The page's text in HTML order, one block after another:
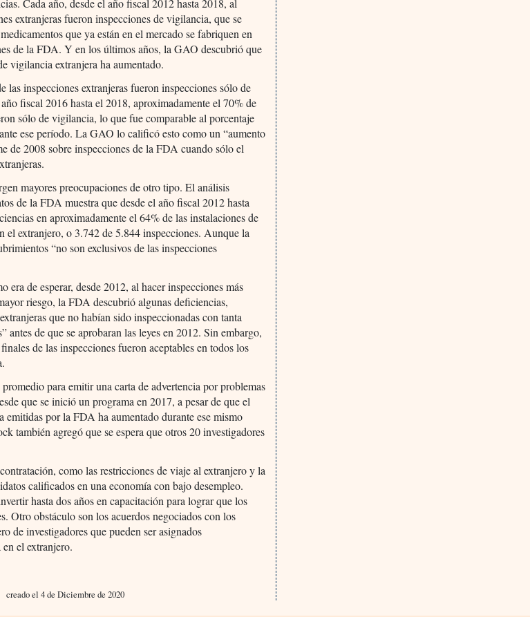
Cada año, desde el año fiscal 2012 hasta 2018, al
extranjeras fueron inspecciones de vigilancia, que se
que ya están en el mercado se fabriquen en
de la FDA. Y en los últimos años, la GAO descubrió que
vigilancia extranjera ha aumentado.
las inspecciones extranjeras fueron inspecciones sólo de
fiscal 2016 hasta el 2018, aproximadamente el 70% de
sólo de vigilancia, lo que fue comparable al porcentaje
ese período. La GAO lo calificó esto como un “aumento
de 2008 sobre inspecciones de la FDA cuando sólo el
mayores preocupaciones de otro tipo. El análisis
de la FDA muestra que desde el año fiscal 2012 hasta
en aproximadamente el 64% de las instalaciones de
el extranjero, o 3.742 de 5.844 inspecciones. Aunque la
“no son exclusivos de las inspecciones
era de esperar, desde 2012, al hacer inspecciones más
riesgo, la FDA descubrió algunas deficiencias,
que no habían sido inspeccionadas con tanta
antes de que se aprobaran las leyes en 2012. Sin embargo,
de las inspecciones fueron aceptables en todos los
para emitir una carta de advertencia por problemas
que se inició un programa en 2017, a pesar de que el
emitidas por la FDA ha aumentado durante ese mismo
también agregó que se espera que otros 20 investigadores
como las restricciones de viaje al extranjero y la
calificados en una economía con bajo desempleo.
hasta dos años en capacitación para lograr que los
Otro obstáculo son los acuerdos negociados con los
de investigadores que pueden ser asignados
el extranjero.
creado el 4 de Diciembre de 2020